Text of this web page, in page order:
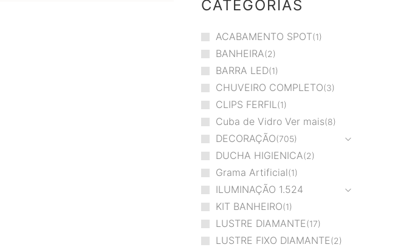
CATEGORIAS
ACABAMENTO SPOT 1
BANHEIRA 2
BARRA LED 1
CHUVEIRO COMPLETO 3
CLIPS FERFIL 1
Cuba de Vidro Ver mais 8
DECORAÇÃO 705
DUCHA HIGIENICA 2
Grama Artificial 1
ILUMINAÇÃO 1.524
KIT BANHEIRO 1
LUSTRE DIAMANTE 17
LUSTRE FIXO DIAMANTE 2